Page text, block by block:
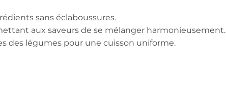
sans éclaboussures.
aux saveurs de se mélanger harmonieusement.
des légumes pour une cuisson uniforme.